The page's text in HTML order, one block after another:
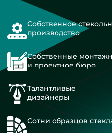
Собственное
производство
Собственные
и проектное бюро
Талантливые
дизайнеры
Сотни образцов